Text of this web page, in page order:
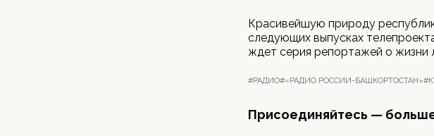
Красивейшую природу
следующих выпусках
ждет серия репортажей о жизни
#РАДИО#«РАДИО РОССИИ-БАШКОРТОСТАН»
Присоединяйтесь —